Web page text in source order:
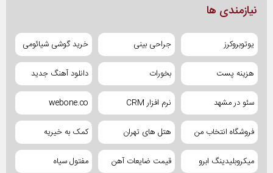
نیازمندی ها
یوتوبروکرز جراحی بینی خرید گوشی شیائومی
هزینه پست بخورات دانلود آهنگ جدید
سئو در مشهد نرم افزار CRM webone.co
فروشگاه انتخاب من هتل های تهران کمک به خیریه
میکروبلیدینگ ابرو قیمت ضایعات آهن مفتول سیاه